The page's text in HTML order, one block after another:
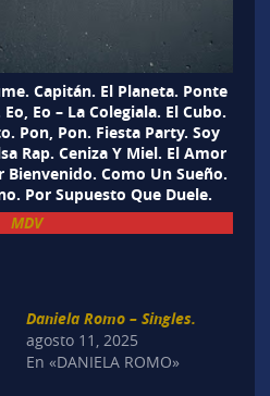
Capitán. El Planeta. Ponte
Eo – La Colegiala. El Cubo.
Pon, Pon. Fiesta Party. Soy
Rap. Ceniza Y Miel. El Amor
Bienvenido. Como Un Sueño.
Por Supuesto Que Duele.
MDV
Daniela Romo – Singles.
agosto 11, 2025
En «DANIELA ROMO»